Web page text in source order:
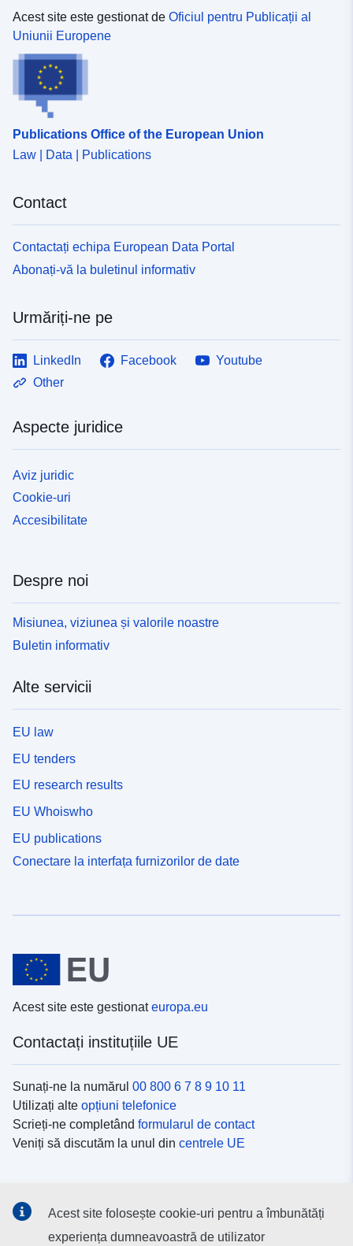
Acest site este gestionat de Oficiul pentru Publicații al
Uniunii Europene
Publications Office of the European Union
Law | Data | Publications
Contact
Contactați echipa European Data Portal
Abonați-vă la buletinul informativ
Urmăriți-ne pe
LinkedIn Facebook
Youtube
Other
Aspecte juridice
Aviz juridic
Cookie-uri
Accesibilitate
Despre noi
Misiunea, viziunea și valorile noastre
Buletin informativ
Alte servicii
EU law
EU tenders
EU research results
EU Whoiswho
EU publications
Conectare la interfața furnizorilor de date
Acest site este gestionateuropa.eu
Contactați instituțiile UE
Sunați-ne la numărul 00 800 6 7 8 9 10 11
Utilizați alte opțiuni telefonice
Scrieți-ne completând formularul de contact
Veniți să discutăm la unul din centrele UE
Descoperiți canalele UEpe rețelele sociale
Acest site folosește cookie-uri pentru a îmbunătăți
experiența dumneavoastră de utilizator